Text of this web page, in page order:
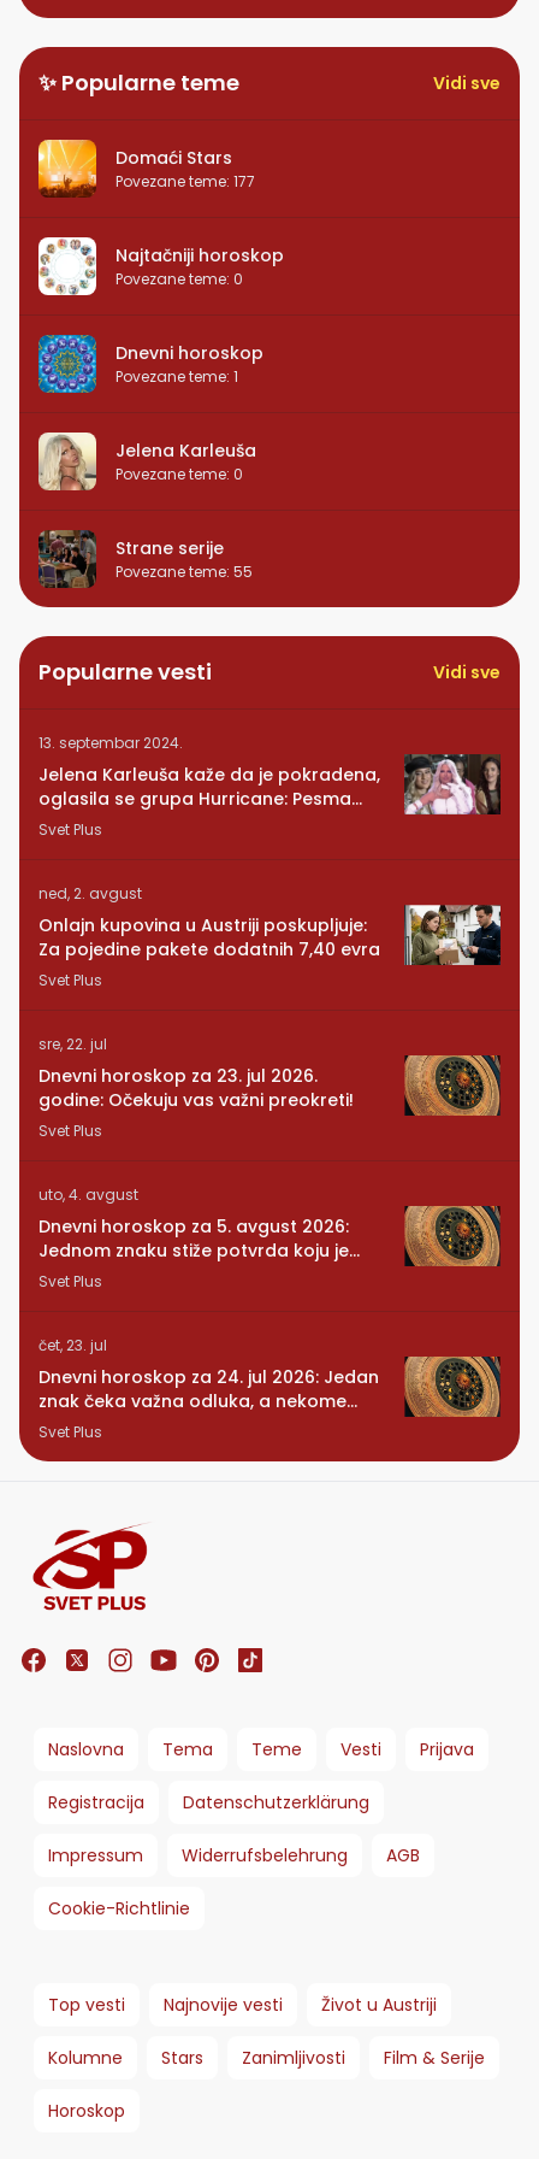
✨ Popularne teme Vidi sve
Domaći Stars
Povezane teme: 177
Najtačniji horoskop
Povezane teme: 0
Dnevni horoskop
Povezane teme: 1
Jelena Karleuša
Povezane teme: 0
Strane serije
Povezane teme: 55
Popularne vesti Vidi sve
13. septembar 2024.
Jelena Karleuša kaže da je pokradena,
oglasila se grupa Hurricane: Pesma
RUNDE je naša!
Svet Plus
ned, 2. avgust
Onlajn kupovina u Austriji poskupljuje:
Za pojedine pakete dodatnih 7,40 evra
Svet Plus
sre, 22. jul
Dnevni horoskop za 23. jul 2026.
godine: Očekuju vas važni preokreti!
Svet Plus
uto, 4. avgust
Dnevni horoskop za 5. avgust 2026:
Jednom znaku stiže potvrda koju je
dugo čekao
Svet Plus
čet, 23. jul
Dnevni horoskop za 24. jul 2026: Jedan
znak čeka važna odluka, a nekome
stiže iznenađenje
Svet Plus
Naslovna Tema Teme Vesti Prijava
Registracija Datenschutzerklärung
Impressum Widerrufsbelehrung AGB
Cookie-Richtlinie
Top vesti Najnovije vesti Život u Austriji
Kolumne Stars Zanimljivosti Film & Serije
Horoskop